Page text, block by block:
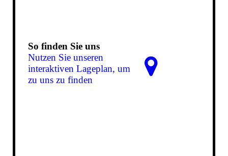
So finden Sie uns
Nutzen Sie unseren
interaktiven La­ge­plan, um
zu uns zu finden